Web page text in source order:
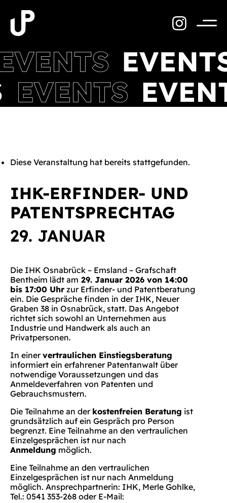
Inhalt
springen
Diese Veranstaltung hat bereits stattgefunden.
IHK-ERFINDER- UND
PATENTSPRECHTAG
29. JANUAR
Die IHK Osnabrück – Emsland – Grafschaft
Bentheim lädt am 29. Januar 2026 von 14:00
bis 17:00 Uhr zur Erfinder- und Patentberatung
ein. Die Gespräche finden in der IHK, Neuer
Graben 38 in Osnabrück, statt. Das Angebot
richtet sich sowohl an Unternehmen aus
Industrie und Handwerk als auch an
Privatpersonen.
In einervertraulichen Einstiegsberatung
informiert ein erfahrener Patentanwalt über
notwendige Voraussetzungen und das
Anmeldeverfahren von Patenten und
Gebrauchsmustern.
Die Teilnahme an der kostenfreien Beratung ist
grundsätzlich auf ein Gespräch pro Person
begrenzt. Eine Teilnahme an den vertraulichen
Einzelgesprächen ist nur nach
Anmeldung möglich.
Eine Teilnahme an den vertraulichen
Einzelgesprächen ist nur nach Anmeldung
möglich. Ansprechpartnerin: IHK, Merle Gohlke,
Tel.: 0541 353-268 oder E-Mail: